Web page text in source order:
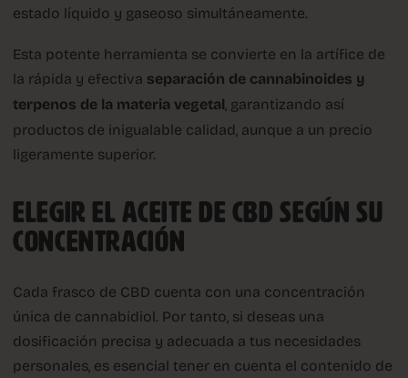
estado líquido y gaseoso simultáneamente.
Esta potente herramienta se convierte en la artífice de
la rápida y efectiva separación de cannabinoides y
terpenos de la materia vegetal, garantizando así
productos de inigualable calidad, aunque a un precio
ligeramente superior.
ELEGIR EL ACEITE DE CBD SEGÚN SU
CONCENTRACIÓN
Cada frasco de CBD cuenta con una concentración
única de cannabidiol. Por tanto, si deseas una
dosificación precisa y adecuada a tus necesidades
personales, es esencial tener en cuenta el contenido de